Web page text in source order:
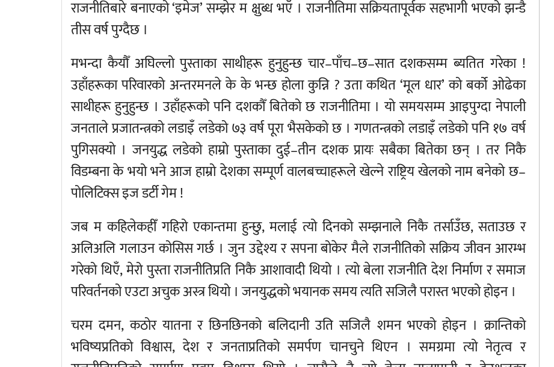
राजनीतिबारे बनाएको ‘इमेज’ सम्झेर म क्षुब्ध भएँ । राजनीतिमा सक्रियतापूर्वक सहभागी भएको झन्डै
तीस वर्ष पुग्दैछ ।
मभन्दा कैयौँ अघिल्लो पुस्ताका साथीहरू हुनुहुन्छ चार–पाँच–छ–सात दशकसम्म ब्यतित गरेका !
उहाँहरूका परिवारको अन्तरमनले के के भन्छ होला कुन्नि ? उता कथित ‘मूल धार’ को बर्को ओढेका
साथीहरू हुनुहुन्छ । उहाँहरूको पनि दशकौँ बितेको छ राजनीतिमा । यो समयसम्म आइपुग्दा नेपाली
जनताले प्रजातन्त्रको लडाइँ लडेको ७३ वर्ष पूरा भैसकेको छ । गणतन्त्रको लडाइँ लडेको पनि १७ वर्ष
पुगिसक्यो । जनयुद्ध लडेको हाम्रो पुस्ताका दुई–तीन दशक प्रायः सबैका बितेका छन् । तर निकै
विडम्बना के भयो भने आज हाम्रो देशका सम्पूर्ण वालबच्चाहरूले खेल्ने राष्ट्रिय खेलको नाम बनेको छ–
पोलिटिक्स इज डर्टी गेम !
जब म कहिलेकहीँ गहिरो एकान्तमा हुन्छु, मलाई त्यो दिनको सम्झनाले निकै तर्साउँछ, सताउछ र
अलिअलि गलाउन कोसिस गर्छ । जुन उद्देश्य र सपना बोकेर मैले राजनीतिको सक्रिय जीवन आरम्भ
गरेको थिएँ, मेरो पुस्ता राजनीतिप्रति निकै आशावादी थियो । त्यो बेला राजनीति देश निर्माण र समाज
परिवर्तनको एउटा अचुक अस्त्र थियो । जनयुद्धको भयानक समय त्यति सजिलै परास्त भएको होइन ।
चरम दमन, कठोर यातना र छिनछिनको बलिदानी उति सजिलै शमन भएको होइन । क्रान्तिको
भविष्यप्रतिको विश्वास, देश र जनताप्रतिको समर्पण चानचुने थिएन । समग्रमा त्यो नेतृत्व र